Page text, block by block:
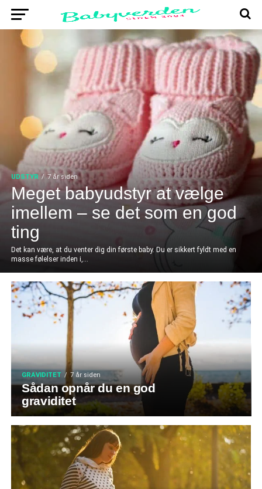
UDSTYR 7 år siden
Meget babyudstyr at vælge
imellem – se det som en god
ting
Det kan være, at du venter dig din første baby. Du er sikkert fyldt med en
masse følelser inden i,...
GRAVIDITET 7 år siden
Sådan opnår du en god
graviditet